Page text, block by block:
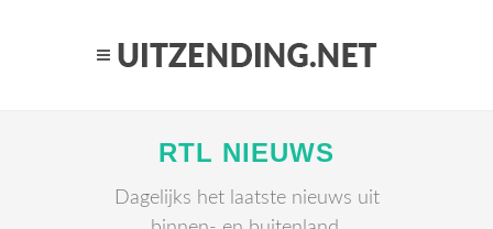
RTL NIEUWS
Dagelijks het laatste nieuws uit